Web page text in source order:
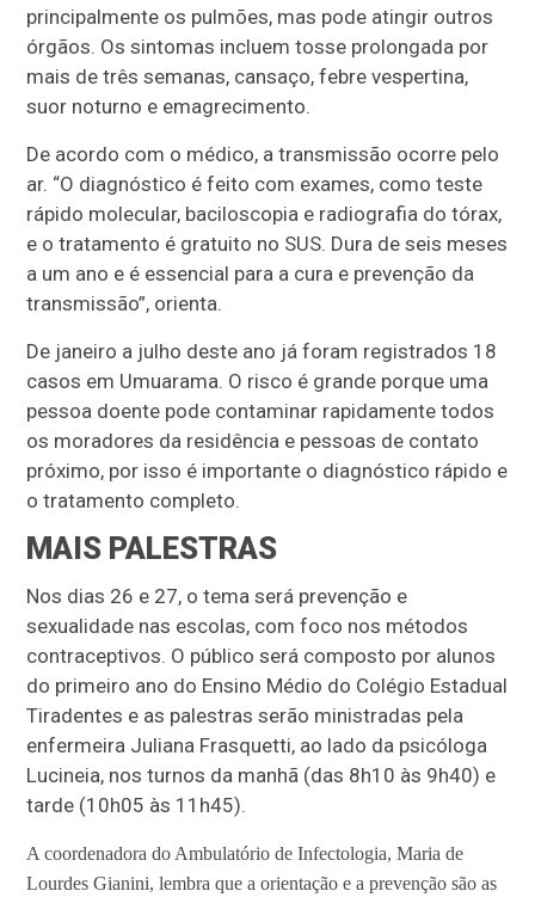
principalmente os pulmões, mas pode atingir outros
órgãos. Os sintomas incluem tosse prolongada por
mais de três semanas, cansaço, febre vespertina,
suor noturno e emagrecimento.
De acordo com o médico, a transmissão ocorre pelo
ar. “O diagnóstico é feito com exames, como teste
rápido molecular, baciloscopia e radiografia do tórax,
e o tratamento é gratuito no SUS. Dura de seis meses
a um ano e é essencial para a cura e prevenção da
transmissão”, orienta.
De janeiro a julho deste ano já foram registrados 18
casos em Umuarama. O risco é grande porque uma
pessoa doente pode contaminar rapidamente todos
os moradores da residência e pessoas de contato
próximo, por isso é importante o diagnóstico rápido e
o tratamento completo.
MAIS PALESTRAS
Nos dias 26 e 27, o tema será prevenção e
sexualidade nas escolas, com foco nos métodos
contraceptivos. O público será composto por alunos
do primeiro ano do Ensino Médio do Colégio Estadual
Tiradentes e as palestras serão ministradas pela
enfermeira Juliana Frasquetti, ao lado da psicóloga
Lucineia, nos turnos da manhã (das 8h10 às 9h40) e
tarde (10h05 às 11h45).
A coordenadora do Ambulatório de Infectologia, Maria de
Lourdes Gianini, lembra que a orientação e a prevenção são as